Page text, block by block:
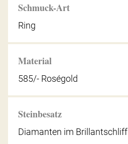
Schmuck-Art
Ring
Material
585/- Roségold
Steinbesatz
Diamanten im Brillantschliff